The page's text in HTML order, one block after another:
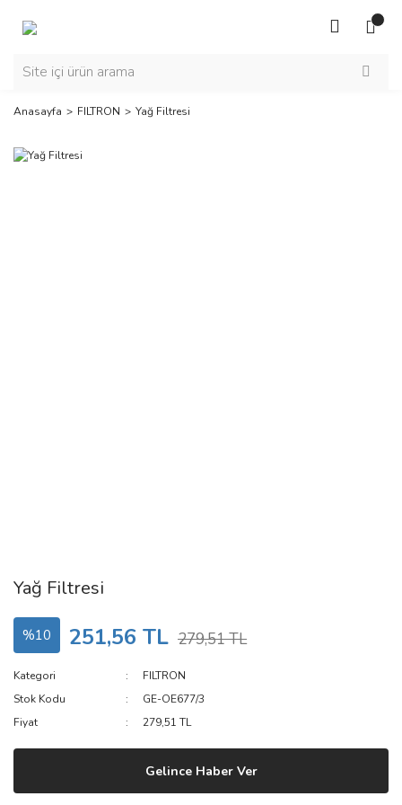
Anasayfa FILTRON Yağ Filtresi
Yağ Filtresi
%10 251,56 TL 279,51 TL
Kategori
FILTRON
Stok Kodu
GE-OE677/3
Fiyat
279,51 TL
Gelince Haber Ver